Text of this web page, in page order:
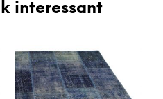
interessant